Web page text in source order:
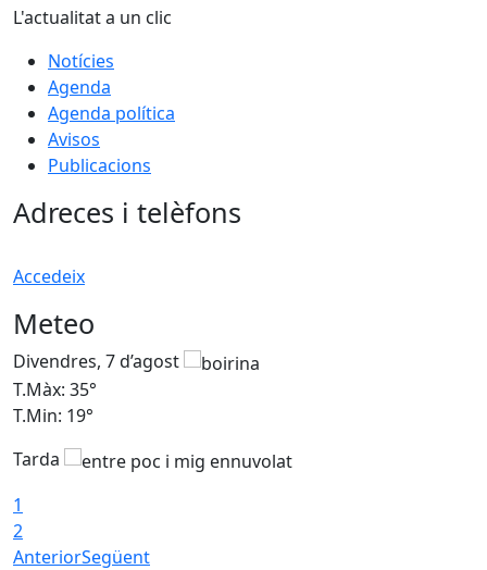
L'actualitat a un clic
Notícies
Agenda
Agenda política
Avisos
Publicacions
Adreces i telèfons
Accedeix
Meteo
Divendres, 7 d’agost
T.Màx: 35°
T.Min: 19°
Tarda
1
2
AnteriorSegüent